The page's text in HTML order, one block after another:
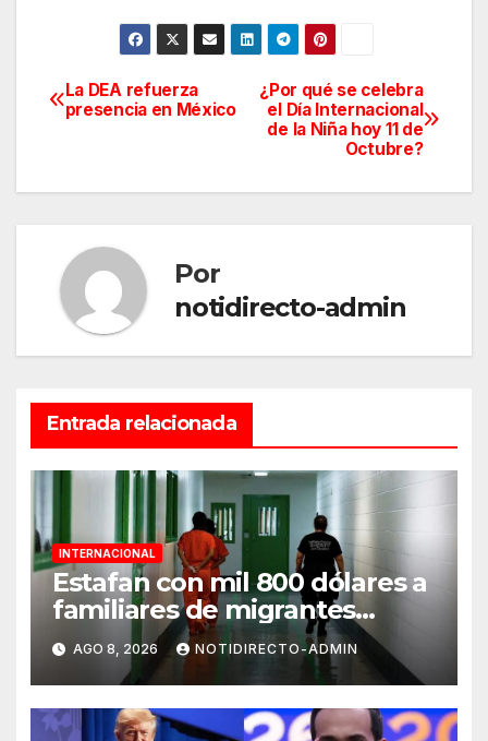
Navegación
entradas
¿Por qué se celebra
el Día Internacional
de la Niña hoy 11 de
Octubre?
La DEA refuerza
presencia en México
Por
notidirecto-admin
Entrada relacionada
INTERNACIONAL
Estafan con mil 800 dólares a
familiares de migrantes
detenidos en Estados Unidos;
prometen liberarlos
AGO 8, 2026 NOTIDIRECTO-ADMIN